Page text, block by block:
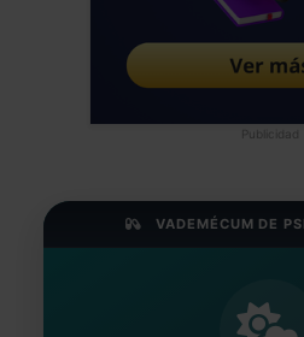
Publicidad
VADEMÉCUM DE